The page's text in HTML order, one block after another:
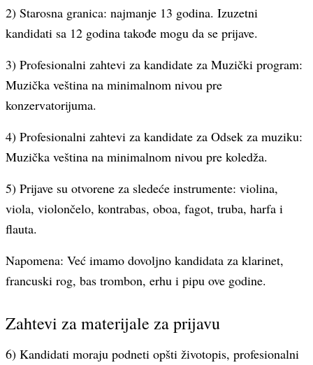
2) Starosna granica: najmanje 13 godina. Izuzetni
kandidati sa 12 godina takođe mogu da se prijave.
3) Profesionalni zahtevi za kandidate za Muzički program:
Muzička veština na minimalnom nivou pre
konzervatorijuma.
4) Profesionalni zahtevi za kandidate za Odsek za muziku:
Muzička veština na minimalnom nivou pre koledža.
5) Prijave su otvorene za sledeće instrumente: violina,
viola, violončelo, kontrabas, oboa, fagot, truba, harfa i
flauta.
Napomena: Već imamo dovoljno kandidata za klarinet,
francuski rog, bas trombon, erhu i pipu ove godine.
Zahtevi za materijale za prijavu
6) Kandidati moraju podneti opšti životopis, profesionalni